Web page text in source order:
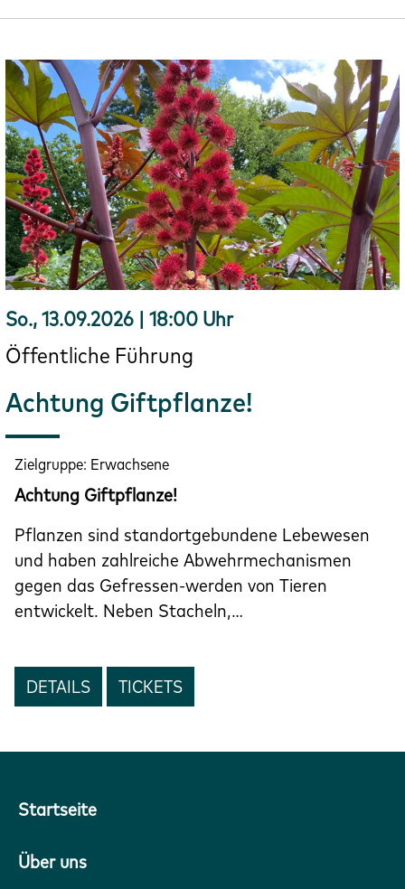
So., 13.09.2026 | 18:00 Uhr
Öffentliche Führung
Achtung Giftpflanze!
Zielgruppe: Erwachsene
Achtung Giftpflanze!
Pflanzen sind standortgebundene Lebewesen
und haben zahlreiche Abwehrmechanismen
gegen das Gefressen-werden von Tieren
entwickelt. Neben Stacheln,…
DETAILS TICKETS
Startseite
Über uns